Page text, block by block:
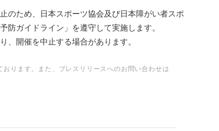
のため、日本スポーツ協会及び日本障がい者スポ
防ガイドライン」を遵守して実施します。
、開催を中止する場合があります。
ります。また、プレスリリースへのお問い合わせは